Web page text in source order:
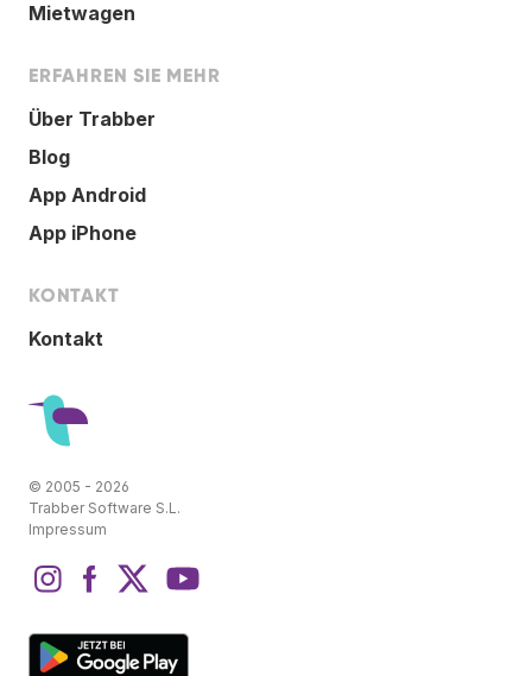
Mietwagen
ERFAHREN SIE MEHR
Über Trabber
Blog
App Android
App iPhone
KONTAKT
Kontakt
© 2005 - 2026
Trabber Software S.L.
Impressum